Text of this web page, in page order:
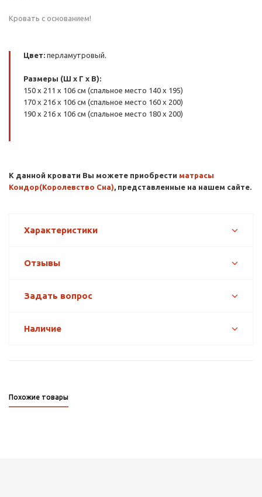
Кровать с основанием!
Цвет: перламутровый.
Размеры (Ш x Г x В):
150 x 211 x 106 см (cпальное место 140 x 195)
170 x 216 x 106 см (cпальное место 160 x 200)
190 x 216 x 106 см (cпальное место 180 x 200)
К данной кровати Вы можете приобрести матрасы
Кондор(Королевство Сна), представленные на нашем сайте.
Характеристики
Отзывы
Задать вопрос
Наличие
Похожие товары